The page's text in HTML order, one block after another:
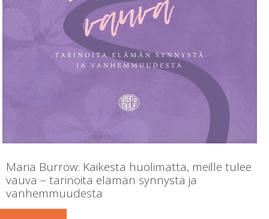
Maria Burrow: Kaikesta huolimatta, meille tulee
vauva – tarinoita elämän synnystä ja
vanhemmuudesta